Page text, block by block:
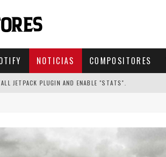
NOTICIAS COMPOSITORES
JETPACK PLUGIN AND ENABLE "STATS".